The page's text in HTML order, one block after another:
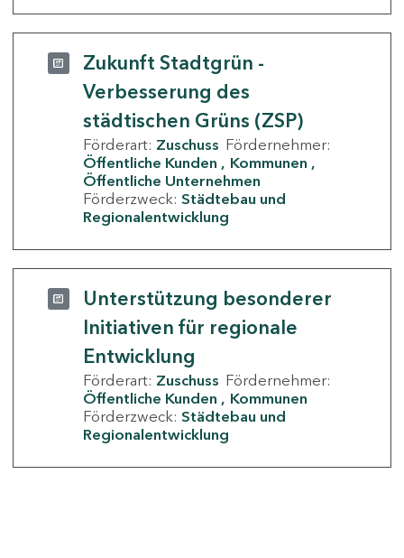
Zukunft Stadtgrün -
Verbesserung des
städtischen Grüns (ZSP)
Förderart: Zuschuss Fördernehmer:
Öffentliche Kunden
Kommunen
Öffentliche Unternehmen
Förderzweck: Städtebau und
Regionalentwicklung
Unterstützung besonderer
Initiativen für regionale
Entwicklung
Förderart: Zuschuss Fördernehmer:
Öffentliche Kunden
Kommunen
Förderzweck: Städtebau und
Regionalentwicklung